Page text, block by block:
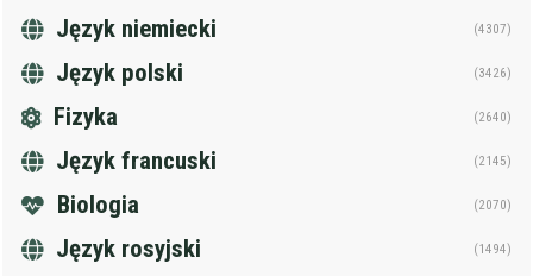
Język niemiecki (4307)
Język polski (3426)
Fizyka (2640)
Język francuski (2145)
Biologia (2070)
Język rosyjski (1494)